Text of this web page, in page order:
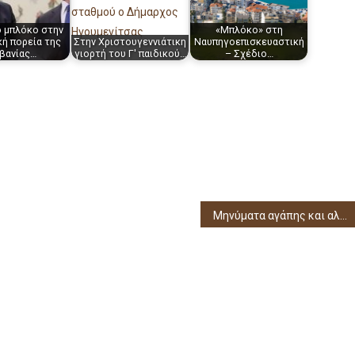
μπλόκο στην
πορεία της
Στην Χριστουγεννιάτικη
γιορτή του Γ' παιδικού…
«Μπλόκο» στη
Ναυπηγοεπισκευαστική
– Σχέδιο…